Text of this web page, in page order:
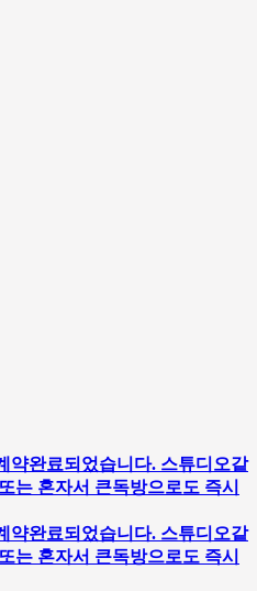
약완료되었습니다. 스튜디오같
는 혼자서 큰독방으로도 즉시
약완료되었습니다. 스튜디오같
는 혼자서 큰독방으로도 즉시